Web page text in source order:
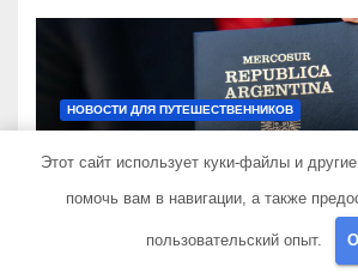
НОВОСТИ ДЛЯ ПУТЕШЕСТВЕННИКОВ
Как получить
Аргентины: Полное
руководство
Этот сайт использует куки-файлы и
помочь вам в навигации, а также
пользовательский опыт.